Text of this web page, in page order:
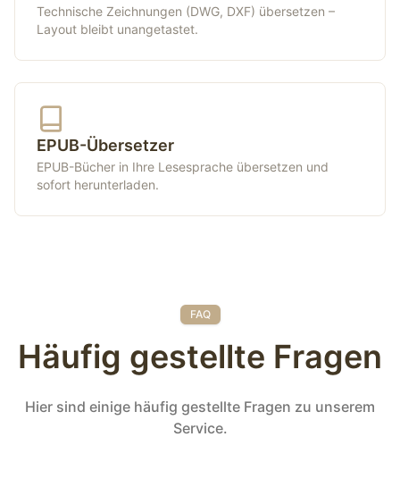
Technische Zeichnungen (DWG, DXF) übersetzen –
Layout bleibt unangetastet.
EPUB-Übersetzer
EPUB-Bücher in Ihre Lesesprache übersetzen und
sofort herunterladen.
FAQ
Häufig gestellte Fragen
Hier sind einige häufig gestellte Fragen zu unserem
Service.